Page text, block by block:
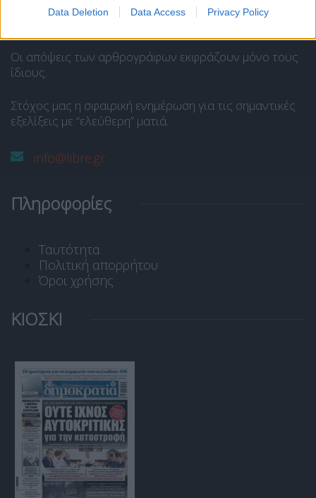
Data Deletion Data Access Privacy Policy
Οι απόψεις των αρθρογράφων εκφράζουν μόνο τους
ίδιους.
Στόχος μας η σφαιρική ενημέρωση για τις σημαντικές
εξελίξεις με “ελεύθερη” ματιά.
info@libre.gr
Πληροφορίες
Ταυτότητα
Πολιτική απορρήτου
Όροι χρήσης
ΚΙΟΣΚΙ